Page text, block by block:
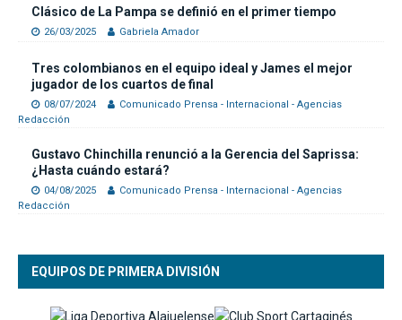
Clásico de La Pampa se definió en el primer tiempo
26/03/2025 Gabriela Amador
Tres colombianos en el equipo ideal y James el mejor
jugador de los cuartos de final
08/07/2024
Comunicado Prensa - Internacional - Agencias
Redacción
Gustavo Chinchilla renunció a la Gerencia del Saprissa:
¿Hasta cuándo estará?
04/08/2025
Comunicado Prensa - Internacional - Agencias
Redacción
EQUIPOS DE PRIMERA DIVISIÓN